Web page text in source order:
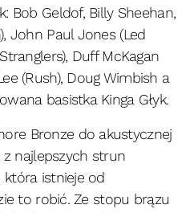
Bob Geldof, Billy Sheehan,
John Paul Jones (Led
Duff McKagan
(Rush), Doug Wimbish a
basistka Kinga Głyk.
Bronze do akustycznej
z najlepszych strun
która istnieje od
to robić. Ze stopu brązu